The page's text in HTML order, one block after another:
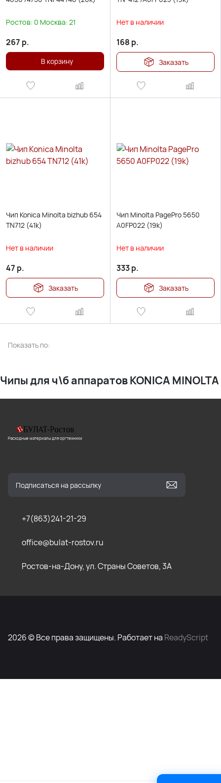
Ростов: 0 Москва: 21
267 р.
В корзину
Нет в наличии
168 р.
Заказать
Чип Konica Minolta bizhub 654
TN712 (41k)
Нет в наличии
47 р.
Заказать
Чип Minolta PagePro 5650
A0FP022 (19k)
Нет в наличии
333р.
Заказать
Показать по:
Чипы для ч\б аппаратов KONICA MINOLTA
Расходные материалы для оргтехники
+7(863)241-21-29
office@bulat-rostov.ru
Ростов-на-Дону, ул. Страны Советов, 3А
2026 © Все права защищены. Работает на ReadyScript